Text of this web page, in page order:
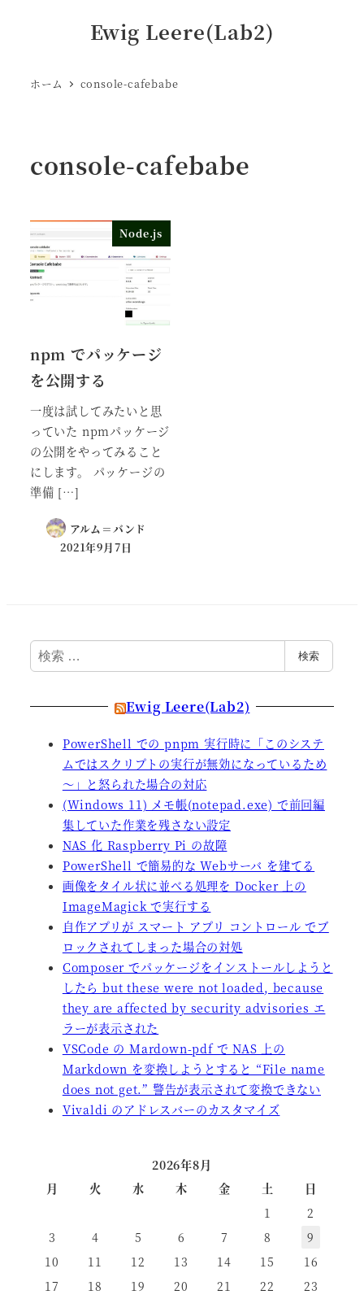
Ewig Leere(Lab2)
ホーム console-cafebabe
console-cafebabe
Node.js
npm でパッケージ
を公開する
一度は試してみたいと思
っていた npmパッケージ
の公開をやってみること
にします。 パッケージの
準備 […]
アルム＝バンド
2021年9月7日
検
索
検索
Ewig Leere(Lab2)
PowerShell での pnpm 実行時に「このシステ
ムではスクリプトの実行が無効になっているため
～」と怒られた場合の対応
(Windows 11) メモ帳(notepad.exe) で前回編
集していた作業を残さない設定
NAS 化 Raspberry Pi の故障
PowerShell で簡易的な Webサーバ を建てる
画像をタイル状に並べる処理を Docker 上の
ImageMagick で実行する
自作アプリが スマート アプリ コントロール でブ
ロックされてしまった場合の対処
Composer でパッケージをインストールしようと
したら but these were not loaded, because
they are affected by security advisories エ
ラーが表示された
VSCode の Mardown-pdf で NAS 上の
Markdown を変換しようとすると “File name
does not get.” 警告が表示されて変換できない
Vivaldi のアドレスバーのカスタマイズ
2026年8月
月
火 水 木 金 土
日
1
2
3
4 5 6 7 8
9
10
11 12 13 14 15
16
17
18 19 20 21 22
23